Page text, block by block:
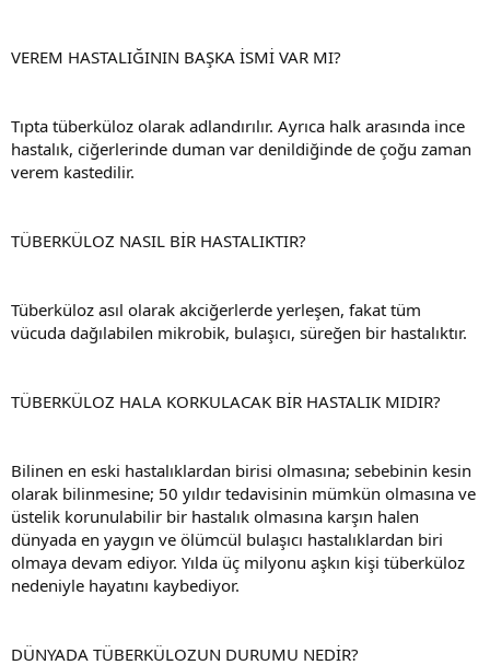
VEREM HASTALIĞININ BAŞKA İSMİ VAR MI?
Tıpta tüberküloz olarak adlandırılır. Ayrıca halk arasında ince
hastalık, ciğerlerinde duman var denildiğinde de çoğu zaman
verem kastedilir.
TÜBERKÜLOZ NASIL BİR HASTALIKTIR?
Tüberküloz asıl olarak akciğerlerde yerleşen, fakat tüm
vücuda dağılabilen mikrobik, bulaşıcı, süreğen bir hastalıktır.
TÜBERKÜLOZ HALA KORKULACAK BİR HASTALIK MIDIR?
Bilinen en eski hastalıklardan birisi olmasına; sebebinin kesin
olarak bilinmesine; 50 yıldır tedavisinin mümkün olmasına ve
üstelik korunulabilir bir hastalık olmasına karşın halen
dünyada en yaygın ve ölümcül bulaşıcı hastalıklardan biri
olmaya devam ediyor. Yılda üç milyonu aşkın kişi tüberküloz
nedeniyle hayatını kaybediyor.
DÜNYADA TÜBERKÜLOZUN DURUMU NEDİR?